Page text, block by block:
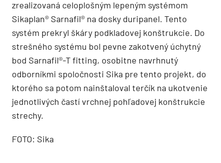
zrealizovaná celoplošným lepeným systémom
Sikaplan® Sarnafil® na dosky duripanel. Tento
systém prekryl škáry podkladovej konštrukcie. Do
strešného systému bol pevne zakotvený úchytný
bod ­Sarnafil®-T fitting, osobitne navrhnutý
odborníkmi spoločnosti Sika pre tento projekt, do
ktorého sa potom nainštaloval terčík na ukotvenie
jednotlivých častí vrchnej pohľadovej konštrukcie
strechy.
FOTO: Sika